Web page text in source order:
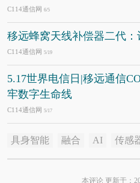
C114通信网 6/5
移远蜂窝天线补偿器二代
C114通信网 5/19
5.17世界电信日|移远通信
牢数字生命线
C114通信网 5/17
具身智能 融合 AI 传感
本评论 更新于：